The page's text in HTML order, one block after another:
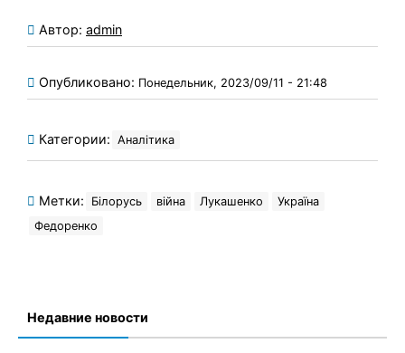
Автор: admin
Опубликовано: Понедельник, 2023/09/11 - 21:48
Категории: Аналітика
Метки: Білорусь війна Лукашенко
Україна
Федоренко
Недавние новости